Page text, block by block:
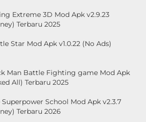
Extreme 3D Mod Apk v2.9.23
Terbaru 2025
Star Mod Apk v1.0.22 (No Ads)
Man Battle Fighting game Mod Apk
All) Terbaru 2025
School Mod Apk v2.3.7
Terbaru 2026